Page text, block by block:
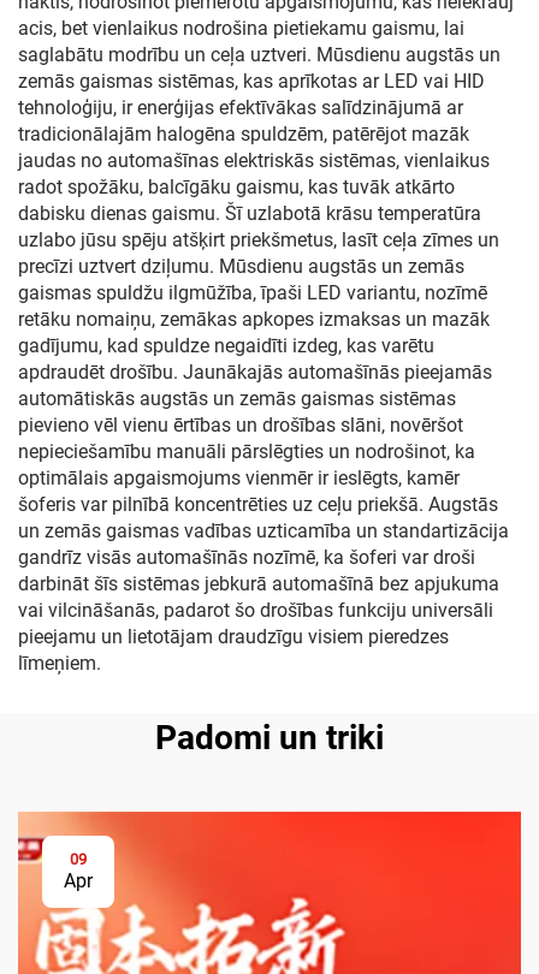
acis, bet vienlaikus nodrošina pietiekamu gaismu, lai
saglabātu modrību un ceļa uztveri. Mūsdienu augstās un
zemās gaismas sistēmas, kas aprīkotas ar LED vai HID
tehnoloģiju, ir enerģijas efektīvākas salīdzinājumā ar
tradicionālajām halogēna spuldzēm, patērējot mazāk
jaudas no automašīnas elektriskās sistēmas, vienlaikus
radot spožāku, balcīgāku gaismu, kas tuvāk atkārto
dabisku dienas gaismu. Šī uzlabotā krāsu temperatūra
uzlabo jūsu spēju atšķirt priekšmetus, lasīt ceļa zīmes un
precīzi uztvert dziļumu. Mūsdienu augstās un zemās
gaismas spuldžu ilgmūžība, īpaši LED variantu, nozīmē
retāku nomaiņu, zemākas apkopes izmaksas un mazāk
gadījumu, kad spuldze negaidīti izdeg, kas varētu
apdraudēt drošību. Jaunākajās automašīnās pieejamās
automātiskās augstās un zemās gaismas sistēmas
pievieno vēl vienu ērtības un drošības slāni, novēršot
nepieciešamību manuāli pārslēgties un nodrošinot, ka
optimālais apgaismojums vienmēr ir ieslēgts, kamēr
šoferis var pilnībā koncentrēties uz ceļu priekšā. Augstās
un zemās gaismas vadības uzticamība un standartizācija
gandrīz visās automašīnās nozīmē, ka šoferi var droši
darbināt šīs sistēmas jebkurā automašīnā bez apjukuma
vai vilcināšanās, padarot šo drošības funkciju universāli
pieejamu un lietotājam draudzīgu visiem pieredzes
līmeņiem.
Padomi un triki
09
Apr